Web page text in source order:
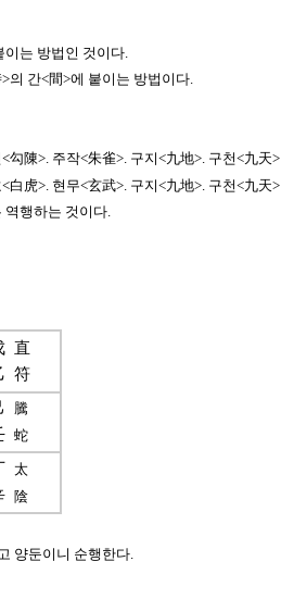
는 방법인 것이다.
의 간<間>에 붙이는 방법이다.
勾陳>. 주작<朱雀>. 구지<九地>. 구천<九天>
白虎>. 현무<玄武>. 구지<九地>. 구천<九天>
역행하는 것이다.
直
符
騰
蛇
太
陰
양둔이니 순행한다.